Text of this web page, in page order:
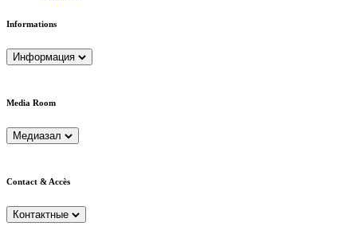
Informations
Информация
Media Room
Медиазал
Contact & Accès
Контактные